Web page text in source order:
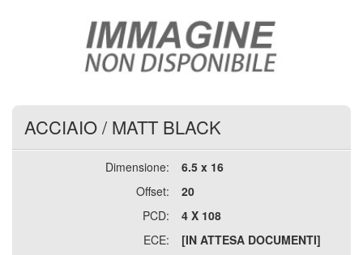
ACCIAIO/ MATT BLACK
Dimensione:
6.5 x 16
Offset:
20
PCD:
4 X 108
ECE:
[IN ATTESA DOCUMENTI]